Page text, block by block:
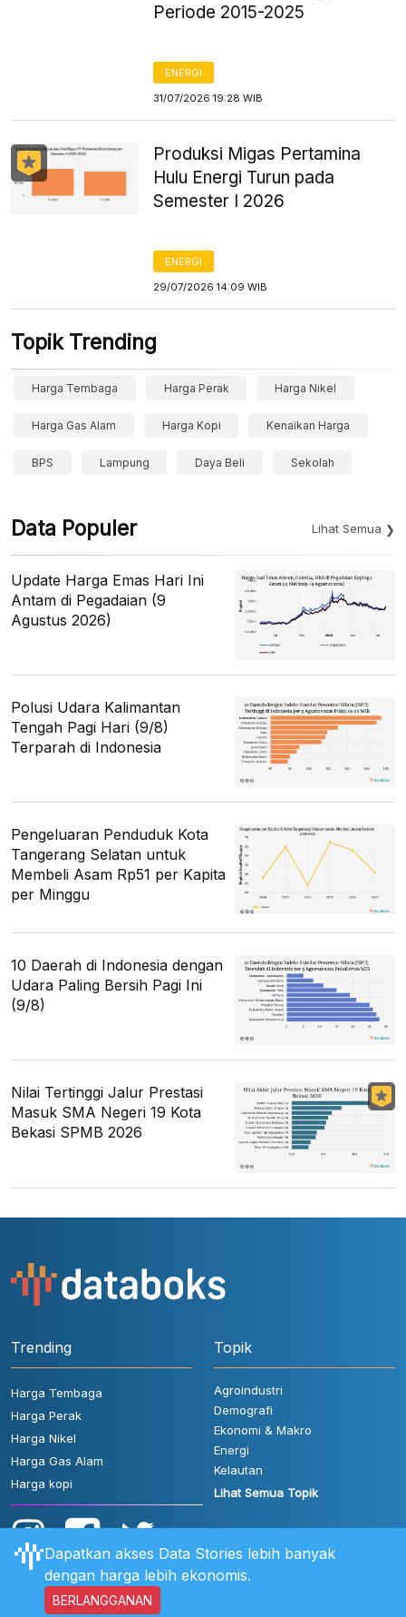
Periode 2015-2025
ENERGI
31/07/2026 19:28 WIB
Produksi Migas Pertamina
Hulu Energi Turun pada
Semester I 2026
ENERGI
29/07/2026 14:09 WIB
Topik Trending
Harga Tembaga Harga Perak Harga Nikel
Harga Gas Alam Harga Kopi Kenaikan Harga
BPS Lampung Daya Beli Sekolah
Data Populer Lihat Semua
Update Harga Emas Hari Ini
Antam di Pegadaian (9
Agustus 2026)
Polusi Udara Kalimantan
Tengah Pagi Hari (9/8)
Terparah di Indonesia
Pengeluaran Penduduk Kota
Tangerang Selatan untuk
Membeli Asam Rp51 per Kapita
per Minggu
10 Daerah di Indonesia dengan
Udara Paling Bersih Pagi Ini
(9/8)
Nilai Tertinggi Jalur Prestasi
Masuk SMA Negeri 19 Kota
Bekasi SPMB 2026
Trending
Harga Tembaga
Harga Perak
Harga Nikel
Harga Gas Alam
Harga kopi
Topik
Agroindustri
Demografi
Ekonomi & Makro
Energi
Kelautan
Lihat Semua Topik
Aturan Pengguna Hubungi Kami
Dapatkan akses Data Stories lebih banyak
dengan harga lebih ekonomis.
BERLANGGANAN